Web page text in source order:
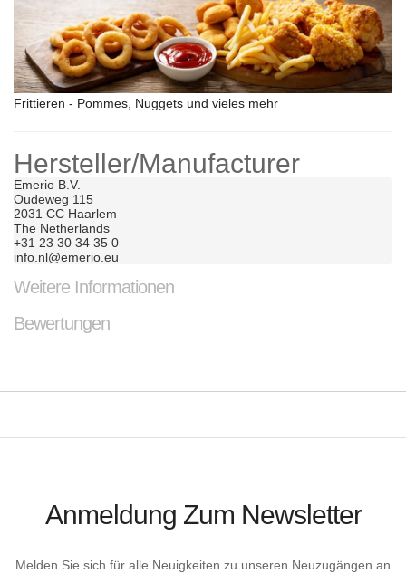
Frittieren - Pommes, Nuggets und vieles mehr
Hersteller/Manufacturer
Emerio B.V.
Oudeweg 115
2031 CC Haarlem
The Netherlands
+31 23 30 34 35 0
info.nl@emerio.eu
Weitere Informationen
Bewertungen
Anmeldung Zum Newsletter
Melden Sie sich für alle Neuigkeiten zu unseren Neuzugängen an